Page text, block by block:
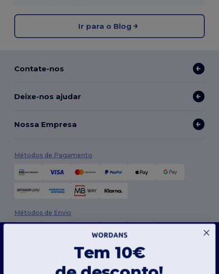
Ir para o Blog
Contate-nos
Deixe-nos ajudar
Nossa Empresa
Métodos de Pagamento
Métodos de Envio
Este site usa cookies
lembrar as suas preferências, analisar o desempenho do site e garantir uma
experiência de navegação fluida e personalizada, incluindo conteúdos personalizados,
Tem 10€